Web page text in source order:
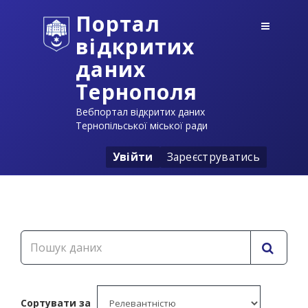
Портал
відкритих
даних
Тернополя
Вебпортал відкритих даних
Тернопільської міської ради
Увійти Зареєструватись
Сортувати за